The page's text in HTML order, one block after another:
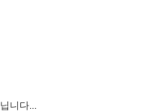
니다...